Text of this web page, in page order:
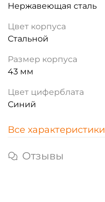
Нержавеющая сталь
Цвет корпуса
Стальной
Размер корпуса
43 мм
Цвет циферблата
Синий
Все характеристики
Отзывы